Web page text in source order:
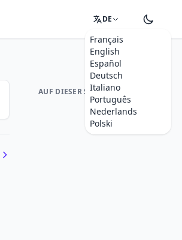
DE
Français
English
Español
Deutsch
Italiano
Português
Nederlands
Polski
AUF DIESER SEITE